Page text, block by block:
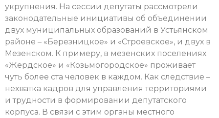
укрупнения. На сессии депутаты рассмотрели
законодательные инициативы об объединении
двух муниципальных образований в Устьянском
районе – «Березницкое» и «Строевское», и двух в
Мезенском. К примеру, в мезенских поселениях
«Жердское» и «Козьмогородское» проживает
чуть более ста человек в каждом. Как следствие –
нехватка кадров для управления территориями
и трудности в формировании депутатского
корпуса. В связи с этим органы местного